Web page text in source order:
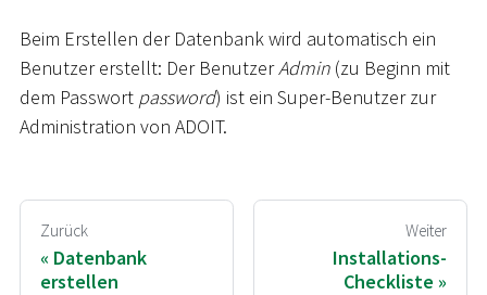
Beim Erstellen der Datenbank wird automatisch ein
Benutzer erstellt: Der BenutzerAdmin (zu Beginn mit
dem Passwort password) ist ein Super-Benutzer zur
Administration von ADOIT.
Zurück
Datenbank
erstellen
Weiter
Installations-
Checkliste